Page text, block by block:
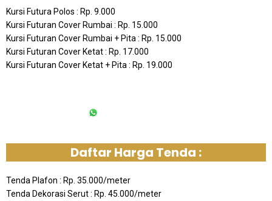
Kursi Futura Polos : Rp. 9.000
Kursi Futuran Cover Rumbai : Rp. 15.000
Kursi Futuran Cover Rumbai + Pita : Rp. 15.000
Kursi Futuran Cover Ketat : Rp. 17.000
Kursi Futuran Cover Ketat + Pita : Rp. 19.000
Daftar Harga Tenda :
Tenda Plafon : Rp. 35.000/meter
Tenda Dekorasi Serut : Rp. 45.000/meter